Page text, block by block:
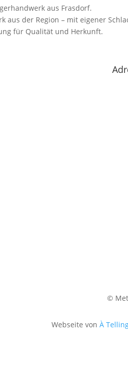
aus Frasdorf.
aus der Region – mit eigener
für Qualität und Herkunft.
©
Webseite von À